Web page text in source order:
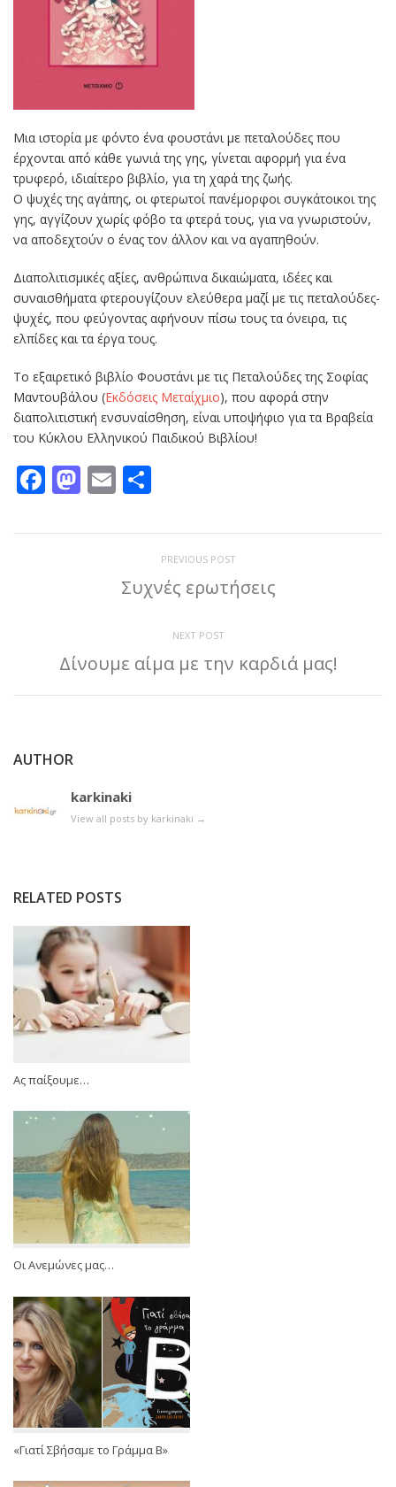
Μια ιστορία με φόντο ένα φουστάνι με πεταλούδες που
έρχονται από κάθε γωνιά της γης, γίνεται αφορμή για ένα
τρυφερό, ιδιαίτερο βιβλίο, για τη χαρά της ζωής.
O ψυχές της αγάπης, οι φτερωτοί πανέμορφοι συγκάτοικοι της
γης, αγγίζουν χωρίς φόβο τα φτερά τους, για να γνωριστούν,
να αποδεχτούν ο ένας τον άλλον και να αγαπηθούν.
Διαπολιτισμικές αξίες, ανθρώπινα δικαιώματα, ιδέες και
συναισθήματα φτερουγίζουν ελεύθερα μαζί με τις πεταλούδες-
ψυχές, που φεύγοντας αφήνουν πίσω τους τα όνειρα, τις
ελπίδες και τα έργα τους.
Το εξαιρετικό βιβλίο Φουστάνι με τις Πεταλούδες της Σοφίας
Μαντουβάλου (Εκδόσεις Μεταίχμιο), που αφορά στην
διαπολιτιστική ενσυναίσθηση, είναι υποψήφιο για τα Βραβεία
του Κύκλου Ελληνικού Παιδικού Βιβλίου!
Facebook
Mastodon
Email
PREVIOUS POST
Συχνές ερωτήσεις
NEXT POST
Δίνουμε αίμα με την καρδιά μας!
AUTHOR
karkinaki
View all posts by karkinaki →
RELATED POSTS
Ας παίξουμε…
Οι Ανεμώνες μας…
«Γιατί Σβήσαμε το Γράμμα Β»